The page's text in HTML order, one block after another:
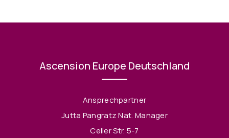
Ascension Europe Deutschland
Ansprechpartner
Jutta Pangratz Nat. Manager
Celler Str. 5-7